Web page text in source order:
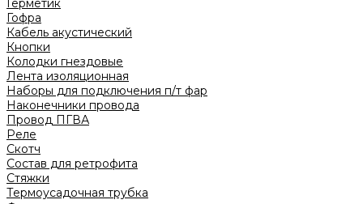
Герметик
Гофра
Кабель акустический
Кнопки
Колодки гнездовые
Лента изоляционная
Наборы для подключения п/т фар
Наконечники провода
Провод ПГВА
Реле
Скотч
Состав для ретрофита
Стяжки
Термоусадочная трубка